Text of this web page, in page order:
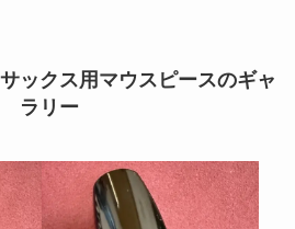
ックス用マウスピースのギャ
ラリー